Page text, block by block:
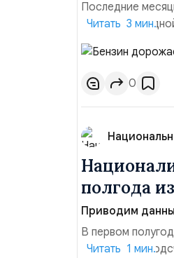
Последние
давления. С
инфляция и
турбулентность:
осваивать VPN
Читать 3 мин.
0
полгода
Приводим
В первом
$10,16 млрд,
Читать 1 мин.